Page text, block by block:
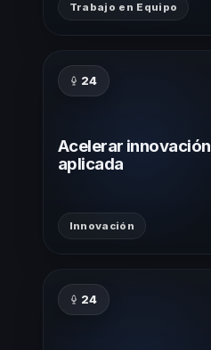
Trabajo en Equipo
24
Acelerar innovación
aplicada
Innovación
24